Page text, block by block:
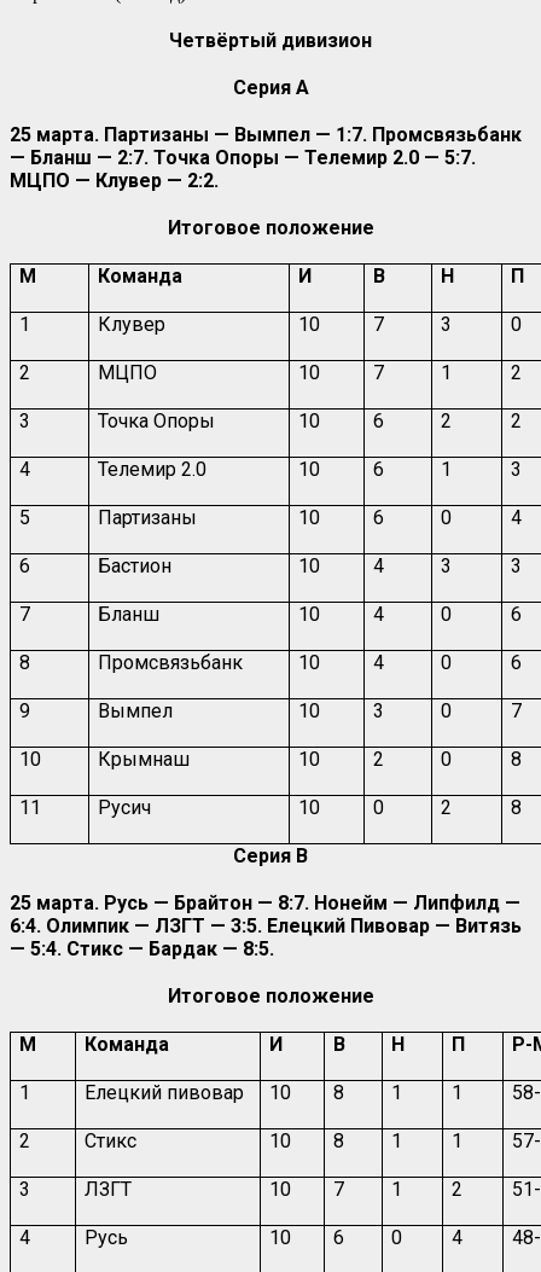
Четвёртый дивизион
Серия А
25 марта. Партизаны — Вымпел — 1:7. Промсвязьбанк
— Бланш — 2:7. Точка Опоры — Телемир 2.0 — 5:7.
МЦПО — Клувер — 2:2.
Итоговое положение
М Команда И В Н П
1 Клувер 10 7 3 0
2 МЦПО 10 7 1 2
3 Точка Опоры 10 6 2 2
4 Телемир 2.0 10 6 1 3
5 Партизаны 10 6 0 4
6 Бастион 10 4 3 3
7 Бланш 10 4 0 6
8 Промсвязьбанк 10 4 0 6
9 Вымпел 10 3 0 7
10 Крымнаш 10 2 0 8
11 Русич 10 0 2 8
Серия В
25 марта. Русь — Брайтон — 8:7. Нонейм — Липфилд —
6:4. Олимпик — ЛЗГТ — 3:5. Елецкий Пивовар — Витязь
— 5:4. Стикс — Бардак — 8:5.
Итоговое положение
М Команда И В Н П Р-
1 Елецкий пивовар 10 8 1 1
2 Стикс 10 8 1 1
3 ЛЗГТ 10 7 1 2
4 Русь 10 6 0 4